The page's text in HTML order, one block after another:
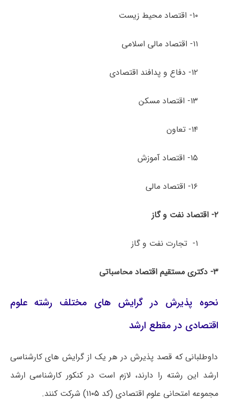
۱۰- اقتصاد محیط زیست
۱۱- اقتصاد مالی اسلامی
۱۲- دفاع و پدافند اقتصادی
۱۳- اقتصاد مسکن
۱۴- تعاون
۱۵- اقتصاد آموزش
۱۶- اقتصاد مالی
۲- اقتصاد نفت و گاز
۱- تجارت نفت و گاز
۳- دکتری مستقیم اقتصاد محاسباتی
نحوه پذیرش در گرایش های مختلف رشته علوم
اقتصادی در مقطع ارشد
داوطلبانی که قصد پذیرش در هر یک از گرایش های کارشناسی
ارشد این رشته را دارند، لازم است در کنکور کارشناسی ارشد
مجموعه امتحانی علوم اقتصادی (کد ۱۱۰۵) شرکت کنند.